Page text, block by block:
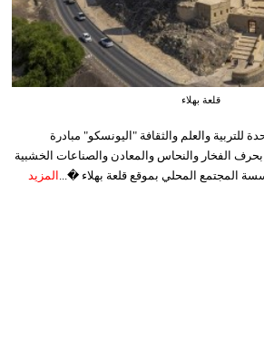
قلعة بهلاء
للتربية والعلم والثقافة "اليونسكو" مبادرة
الفخار والنحاس والمعادن والصناعات الخشبية
المجتمع المحلي بموقع قلعة بهلاء �... المزيد